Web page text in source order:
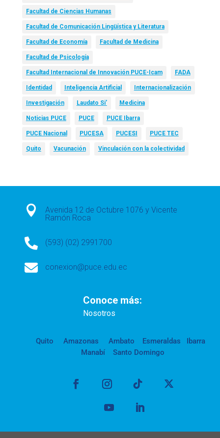
Facultad de Ciencias Humanas
Facultad de Comunicación Lingüística y Literatura
Facultad de Economía Facultad de Medicina
Facultad de Psicología
Facultad Internacional de Innovación PUCE-Icam FADA
Identidad Inteligencia Artificial Internacionalización
Investigación Laudato Si’ Medicina
Noticias PUCE PUCE PUCE Ibarra
PUCE Nacional PUCESA PUCESI PUCE TEC
Quito Vacunación Vinculación con la colectividad

Avenida 12 de Octubre 1076 y Vicente
Ramón Roca
 (593) (02) 2991700
 conexion@puce.edu.ec
Conoce más:
Nosotros
Quito Amazonas Ambato Esmeraldas
Ibarra
Manabí
Santo Domingo